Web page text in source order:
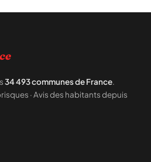
34 493 communes de France.
· Avis des habitants depuis